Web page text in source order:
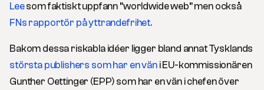
Leesom faktiskt uppfann ”worldwide web” men också
FNs rapportör på yttrandefrihet.
Bakom dessa riskabla idéer ligger bland annat Tysklands
största publishers som har en väni EU-kommissionären
Gunther Oettinger (EPP) som har en vän i chefen över